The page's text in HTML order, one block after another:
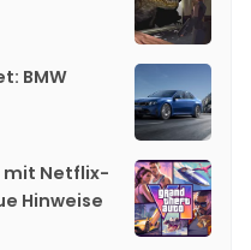
BMW
mit Netflix-
Hinweise